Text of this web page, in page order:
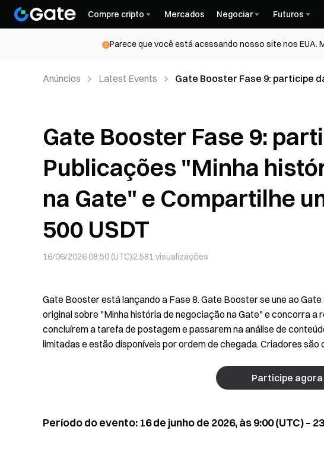
Compre cripto Mercados Negociar Futuros
Parece que você está acessando nosso site nos EUA.
Anúncios Latest Events
Gate Booster Fase 9: participe
Gate Booster Fase 9:
Publicações "Minha
na Gate" e Compartilhe
500 USDT
16/06/2026 08:50 (UTC)2.581 visualizações
Gate Booster está lançando a Fase 8. Gate Booster se une ao
original sobre "Minha história de negociação na Gate" e concorra a
concluírem a tarefa de postagem e passarem na análise de
limitadas e estão disponíveis por ordem de chegada. Criadores são
Participe agora
Período do evento: 16 de junho de 2026, às 9:00 (UTC) –